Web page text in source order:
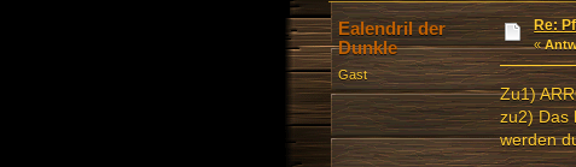
Ealendril der
Dunkle
Gast
Re:
«
Zu1)
zu2) Das
werden